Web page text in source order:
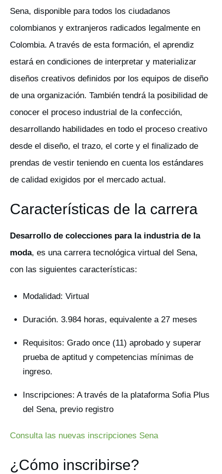
Sena, disponible para todos los ciudadanos
colombianos y extranjeros radicados legalmente en
Colombia. A través de esta formación, el aprendiz
estará en condiciones de interpretar y materializar
diseños creativos definidos por los equipos de diseño
de una organización. También tendrá la posibilidad de
conocer el proceso industrial de la confección,
desarrollando habilidades en todo el proceso creativo
desde el diseño, el trazo, el corte y el finalizado de
prendas de vestir teniendo en cuenta los estándares
de calidad exigidos por el mercado actual.
Características de la carrera
Desarrollo de colecciones para la industria de la
moda, es una carrera tecnológica virtual del Sena,
con las siguientes características:
Modalidad: Virtual
Duración. 3.984 horas, equivalente a 27 meses
Requisitos: Grado once (11) aprobado y superar
prueba de aptitud y competencias mínimas de
ingreso.
Inscripciones: A través de la plataforma Sofia Plus
del Sena, previo registro
Consulta las nuevas inscripciones Sena
¿Cómo inscribirse?